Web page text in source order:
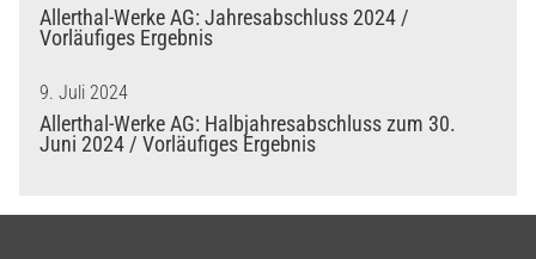
Allerthal-Werke AG: Jahresabschluss 2024 /
Vorläufiges Ergebnis
9. Juli 2024
Allerthal-Werke AG: Halbjahresabschluss zum 30.
Juni 2024 / Vorläufiges Ergebnis